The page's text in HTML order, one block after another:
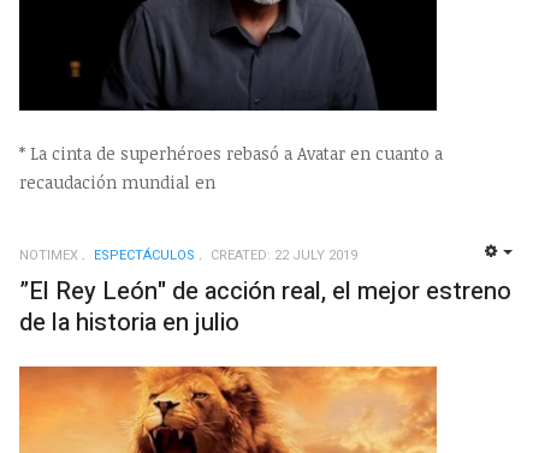
* La cinta de superhéroes rebasó a Avatar en cuanto a
recaudación mundial en
NOTIMEX ESPECTÁCULOS CREATED: 22 JULY 2019
”El Rey León" de acción real, el mejor estreno
de la historia en julio